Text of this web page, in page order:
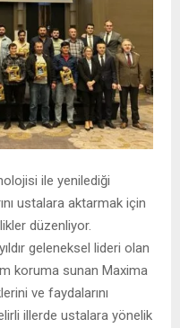
ile yenilediği
ustalara aktarmak için
düzenliyor.
geleneksel lideri olan
koruma sunan Maxima
ve faydalarını
illerde ustalara yönelik